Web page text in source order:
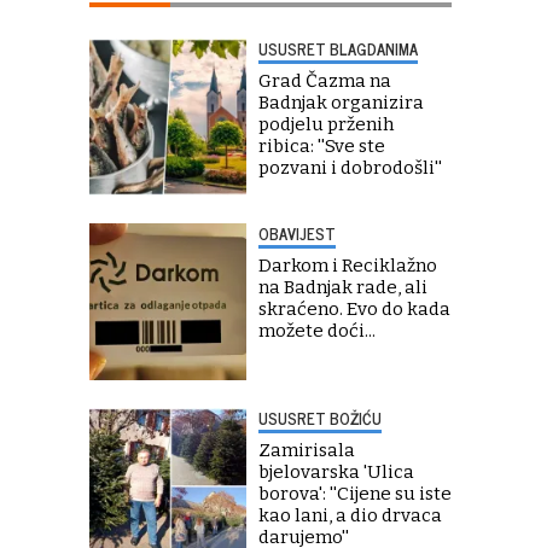
USUSRET BLAGDANIMA
Grad Čazma na
Badnjak organizira
podjelu prženih
ribica: ''Sve ste
pozvani i dobrodošli''
OBAVIJEST
Darkom i Reciklažno
na Badnjak rade, ali
skraćeno. Evo do kada
možete doći...
USUSRET BOŽIĆU
Zamirisala
bjelovarska 'Ulica
borova': ''Cijene su iste
kao lani, a dio drvaca
darujemo''